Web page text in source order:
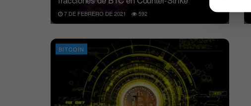
7 DE FEBRERO DE 2021 592
BITCOIN